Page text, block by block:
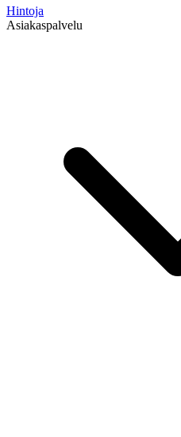
Hintoja
Asiakaspalvelu